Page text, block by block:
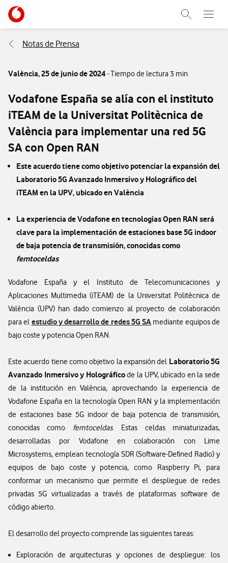
Ir a la pagina principal de vodafone.es
Abrir
Menu
Abre
Notas de Prensa
València,25 de junio de 2024- Tiempo de lectura 3 min
Vodafone España se alía con el instituto
iTEAM de la Universitat Politècnica de
València para implementar una red 5G
SA con Open RAN
Este acuerdo tiene como objetivo potenciar la expansión del
Laboratorio 5G Avanzado Inmersivo y Holográfico del
iTEAM en la UPV, ubicado en València
La experiencia de Vodafone en tecnologías Open RAN será
clave para la implementación de estaciones base 5G indoor
de baja potencia de transmisión, conocidas como
femtoceldas
Vodafone España y el Instituto de Telecomunicaciones y
Aplicaciones Multimedia (iTEAM) de la Universitat Politècnica de
València (UPV) han dado comienzo al proyecto de colaboración
para el estudio y desarrollo de redes 5G SA mediante equipos de
bajo coste y potencia Open RAN.
Este acuerdo tiene como objetivo la expansión del Laboratorio 5G
Avanzado Inmersivo y Holográficode la UPV, ubicado en la sede
de la institución en València, aprovechando la experiencia de
Vodafone España en la tecnología Open RAN y la implementación
de estaciones base 5G indoor de baja potencia de transmisión,
conocidas como femtoceldas. Estas celdas miniaturizadas,
desarrolladas por Vodafone en colaboración con Lime
Microsystems, emplean tecnología SDR (Software-Defined Radio) y
equipos de bajo coste y potencia, como Raspberry Pi, para
conformar un mecanismo que permite el despliegue de redes
privadas 5G virtualizadas a través de plataformas software de
código abierto.
El desarrollo del proyecto comprende las siguientes tareas:
Exploración de arquitecturas y opciones de despliegue: los